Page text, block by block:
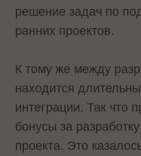
решение задач по
ранних проектов.
К тому же между
находится
интеграции. Так что
бонусы за
проекта. Это